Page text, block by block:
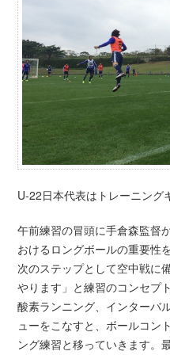
U-22日本代表はトレーニング
午前練習の冒頭に手倉森監督
おけるロングボールの重要性
次のステップとして空中戦に
やります」と練習のコンセプ
酸素ランニング、インターバ
ューをこなすと、ボールコン
ング練習と移っていきます。